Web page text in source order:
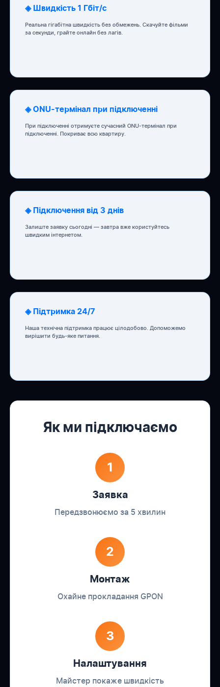
◈ Швидкість 1 Гбіт/с
Реальна гігабітна швидкість без обмежень. Скачуйте фільми
за секунди, грайте онлайн без лагів.
◈ ONU-термінал при підключенні
При підключенні отримуєте сучасний ONU-термінал при
підключенні. Покриває всю квартиру.
◈ Підключення від 3 днів
Залиште заявку сьогодні — завтра вже користуйтесь
швидким інтернетом.
◈ Підтримка 24/7
Наша технічна підтримка працює цілодобово. Допоможемо
вирішити будь-яке питання.
Як ми підключаємо
1
Заявка
Передзвонюємо за 5 хвилин
2
Монтаж
Охайне прокладання GPON
3
Налаштування
Майстер покаже швидкість